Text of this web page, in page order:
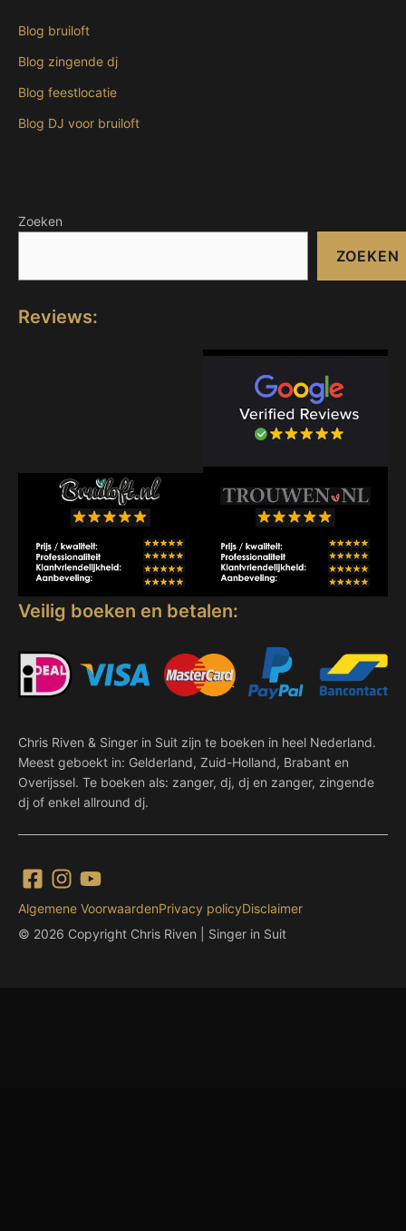
Blog bruiloft
Blog zingende dj
Blog feestlocatie
Blog DJ voor bruiloft
Zoeken
ZOEKEN
Reviews:
Veilig boeken en betalen:
Chris Riven & Singer in Suit zijn te boeken in heel Nederland.
Meest geboekt in: Gelderland, Zuid-Holland, Brabant en
Overijssel. Te boeken als: zanger, dj, dj en zanger, zingende
dj of enkel allround dj.
© 2026 Copyright Chris Riven | Singer in Suit
Algemene VoorwaardenPrivacy policyDisclaimer